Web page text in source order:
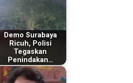
Demo Surabaya
Ricuh, Polisi
Tegaskan
Penindakan…